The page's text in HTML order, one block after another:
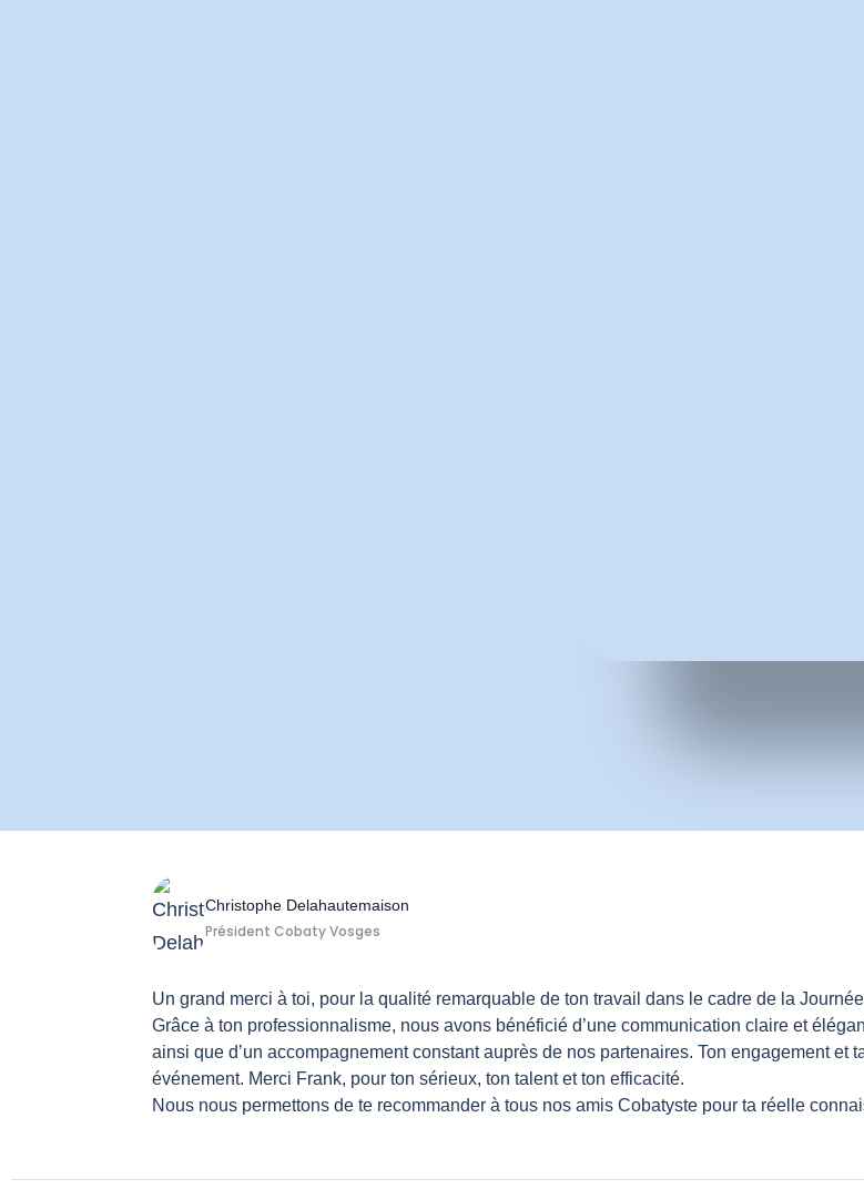
Un grand merci à toi, pour la qualité remarquable de ton travail dans le cadre de la
Grâce à ton professionnalisme, nous avons bénéficié d’une communication claire et
ainsi que d’un accompagnement constant auprès de nos partenaires. Ton engagement
événement. Merci Frank, pour ton sérieux, ton talent et ton efficacité.
Nous nous permettons de te recommander à tous nos amis Cobatyste pour ta réelle
Christophe Delahautemaison
Président Cobaty Vosges